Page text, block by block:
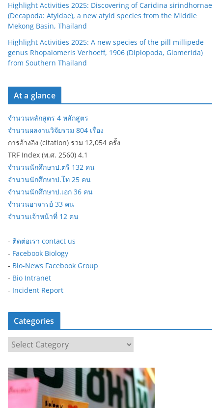
Highlight Activities 2025: Discovering of Caridina sirindhornae
(Decapoda: Atyidae), a new atyid species from the Middle
Mekong Basin, Thailand
Highlight Activities 2025: A new species of the pill millipede
genus Rhopalomeris Verhoeff, 1906 (Diplopoda, Glomerida)
from Southern Thailand
At a glance
จำนวนหลักสูตร 4 หลักสูตร
จำนวนผลงานวิจัยรวม 804 เรื่อง
การอ้างอิง (citation) รวม 12,054 ครั้ง
TRF Index (พ.ศ. 2560) 4.1
จำนวนนักศึกษาป.ตรี 132 คน
จำนวนนักศึกษาป.โท 25 คน
จำนวนนักศึกษาป.เอก 36 คน
จำนวนอาจารย์ 33 คน
จำนวนเจ้าหน้าที่ 12 คน
- ติดต่อเรา contact us
- Facebook Biology
- Bio-News Facebook Group
- Bio Intranet
- Incident Report
Categories
t
e
g